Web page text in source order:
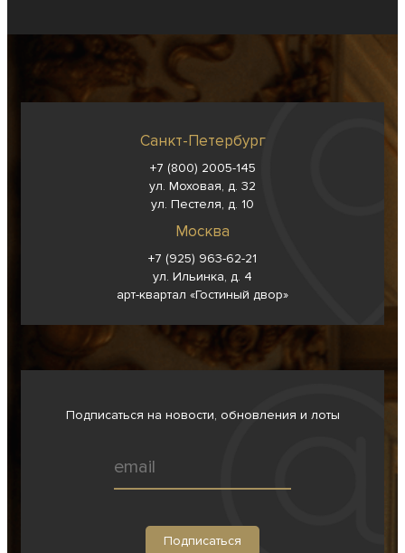
Санкт-Петербург
+7 (800) 2005-145
ул. Моховая, д. 32
ул. Пестеля, д. 10
Москва
+7 (925) 963-62-21
ул. Ильинка, д. 4
арт-квартал «Гостиный двор»
Подписаться на новости, обновления и лоты